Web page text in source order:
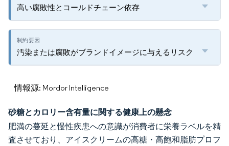
高い腐敗性とコールドチェーン依存
汚染または腐敗がブランドイメージに与えるリスク
情報源: Mordor Intelligence
砂糖とカロリー含有量に関する健康上の懸念
肥満の蔓延と慢性疾患への意識が消費者に栄養ラベルを精
査させており、アイスクリームの高糖・高飽和脂肪プロフ